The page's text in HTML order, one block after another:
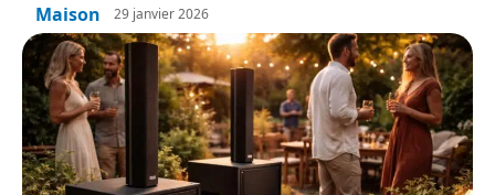
Maison 29 janvier 2026